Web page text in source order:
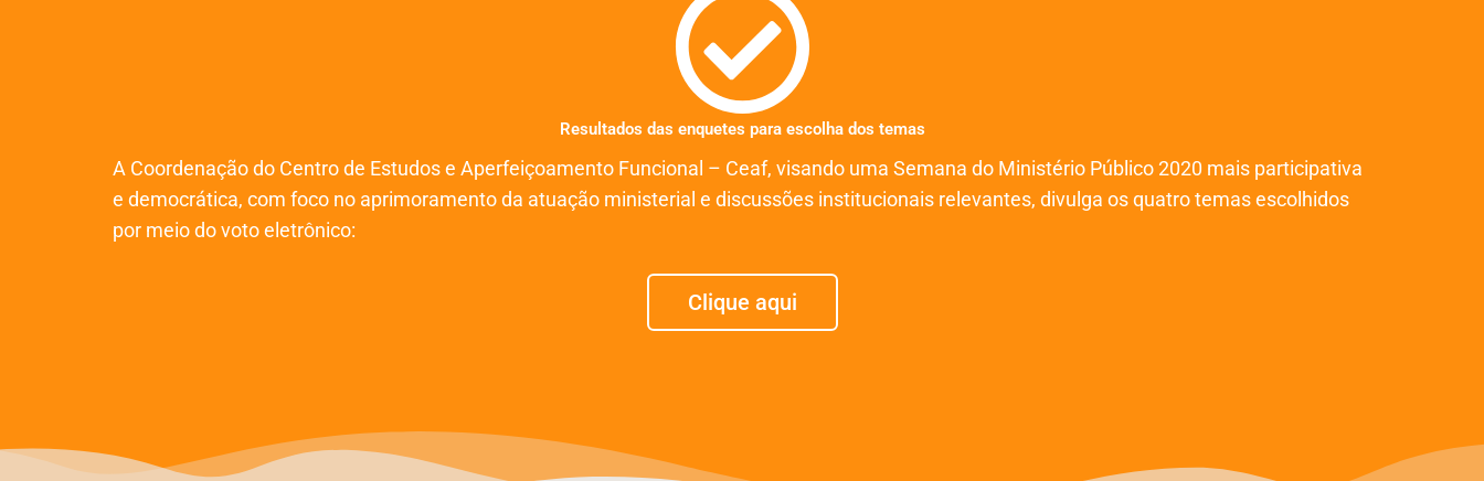
Resultados das enquetes para escolha dos temas
A Coordenação do Centro de Estudos e Aperfeiçoamento Funcional – Ceaf, visando uma Semana do Ministério Público 2020 mais participativa
e democrática, com foco no aprimoramento da atuação ministerial e discussões institucionais relevantes, divulga os quatro temas escolhidos
por meio do voto eletrônico:
Clique aqui